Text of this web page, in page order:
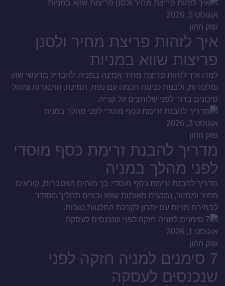
אוגוסט 5, 2026
שוק ההון
איך לזהות פריצת מחיר ולסנן
פריצות שווא במניות
למדו איך לזהות פריצת מחיר אמינה במניה, להבדיל מרעשי שוק
ומלכודות, ולבנות כניסה חכמה עם נפח, תמיכה, התנגדות וניהול
סיכונים ברור לפני שלוחצים על קנייה.
אוגוסט 3, 2026
שוק ההון
מדריך להבנת זרימת כסף מוסדי
לפני מהלך במניה
מדריך להבנת זרימת כסף מוסדי: כך מזהים הצטברות, קוראים
מחיר ומחזור, נמנעים מאותות שווא ובונים תהליך מסודר
לבחירת מניות עם יתרון לקבלת החלטות טובות.
אוגוסט 1, 2026
שוק ההון
7 סימנים למניה חזקה לפני
שנכנסים לעסקה